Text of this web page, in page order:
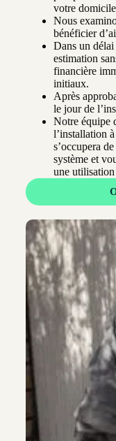
votre
Nous
bénéficier
Dans un délai
estimation
financière
initiaux.
Après
le jour de
Notre équipe
l’installation
s’occupera
système et
une